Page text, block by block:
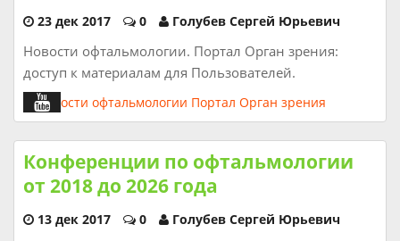
23 дек 2017 0 Голубев Сергей Юрьевич
Новости офтальмологии. Портал Орган зрения:
доступ к материалам для Пользователей.
Конференции по офтальмологии
от 2018 до 2026 года
13 дек 2017 0 Голубев Сергей Юрьевич